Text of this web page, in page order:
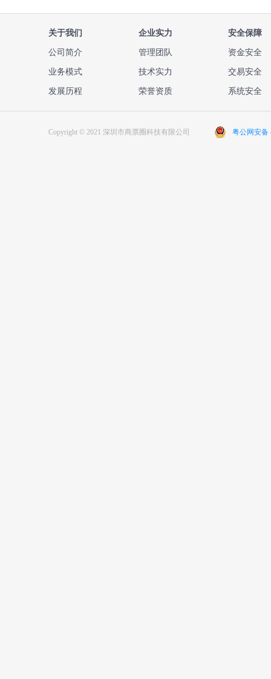
关于我们
公司简介
业务模式
发展历程
企业实力
管理团队
技术实力
荣誉资质
安全保障
资金安全
交易安全
系统安全
Copyright © 2021 深圳市商票圈科技有限公司 粤公网安备